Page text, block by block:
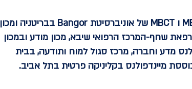
, עובד סוציאלי קליני (MSW), בוגר תכניות ההכשרה להוראת MBSR ו MBCT של אוניברסיטת Bangor בבריטניה ומכון
שחף-המרכז הרפואי שיבא, מכון מודע ובמכון
מדע וחברה, מרכז סגול למוח ותודעה, בבית
מיינדפולנס בקליניקה פרטית בתל אביב.